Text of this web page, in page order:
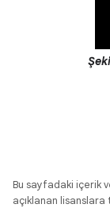
Bu sayfadaki içerik
açıklanan